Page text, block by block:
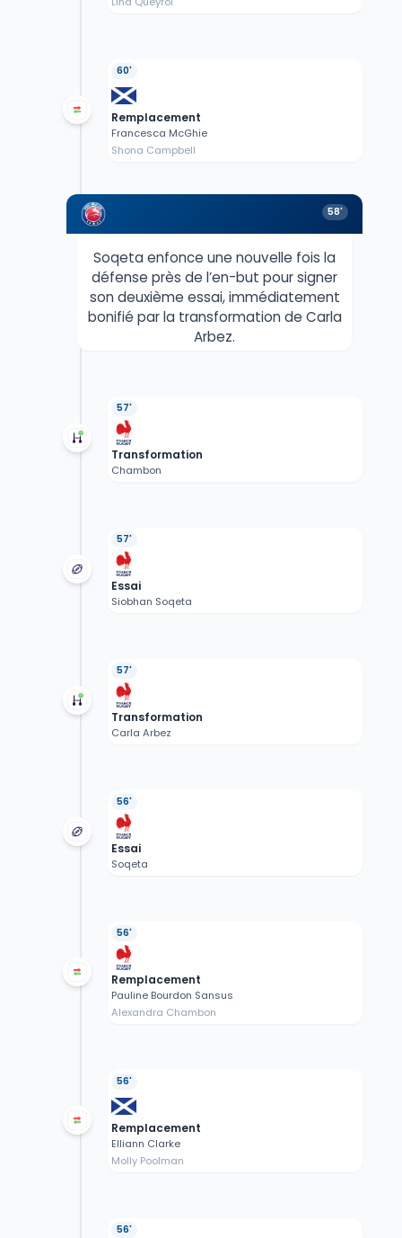
60'
Remplacement
Francesca McGhie
Shona Campbell
58'
Soqeta enfonce une nouvelle fois la
défense près de l’en-but pour signer
son deuxième essai, immédiatement
bonifié par la transformation de Carla
Arbez.
57'
Transformation
Chambon
57'
Essai
Siobhan Soqeta
57'
Transformation
Carla Arbez
56'
Essai
Soqeta
56'
Remplacement
Pauline Bourdon Sansus
Alexandra Chambon
56'
Remplacement
Elliann Clarke
Molly Poolman
56'